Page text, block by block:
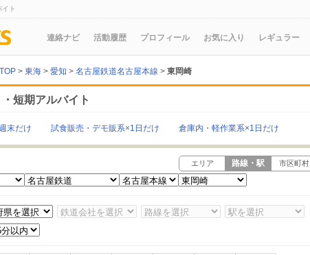
ト
連絡ナビ 活動履歴 プロフィール お気に入り レギュラー
> 東海 > 愛知 > 名古屋鉄道名古屋本線 > 東岡崎
短期アルバイト
末だけ 試食販売・デモ販系×1日だけ 倉庫内・軽作業系×1日だけ
エリア 路線・駅 市区町村